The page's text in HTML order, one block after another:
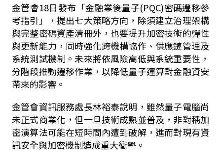
金管會18日發布「金融業後量子(PQC)密碼遷移參
考指引」，提出七大策略方向，除須建立治理架構
與完整密碼資產清冊外，也要提升加密技術的彈性
與更新能力，同時強化跨機構協作、供應鏈管理及
系統測試機制。未來將依風險高低與系統重要性，
分階段推動遷移作業，以降低量子運算對金融資安
帶來的影響。
金管會資訊服務處長林裕泰說明，雖然量子電腦尚
未正式商業化，但一旦技術成熟並普及，非對稱加
密演算法可能在短時間內遭到破解，進而對現有資
訊安全與加密機制造成重大衝擊。